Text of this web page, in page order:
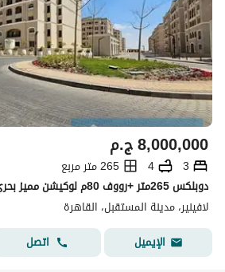
ج.م8,000,000
3
4
265 متر مربع
لافينير، مدينة المستقبل، القاهرة
الإيميل
اتصل